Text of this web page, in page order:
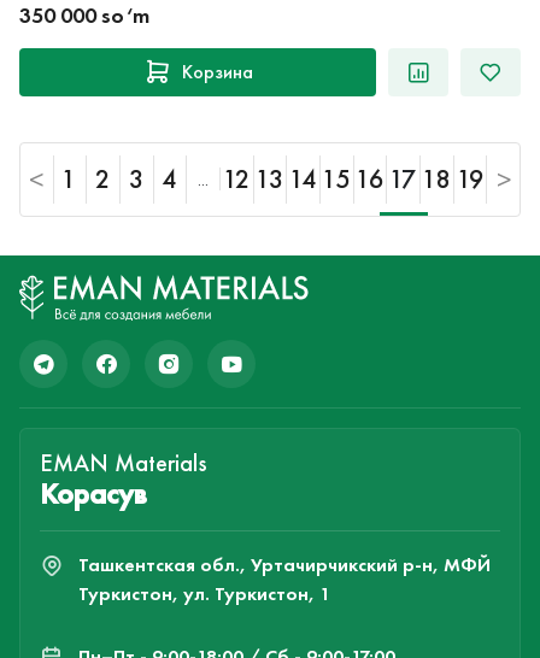
350 000 so‘m
Корзина
< 1 2 3 4 ... 12 13 14 15 16 17 18 19 >
EMAN Materials
Корасув
Ташкентская обл., Уртачирчикский р-н, МФЙ
Туркистон, ул. Туркистон, 1